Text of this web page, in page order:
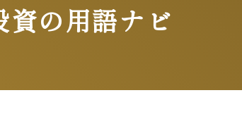
資の用語ナビ